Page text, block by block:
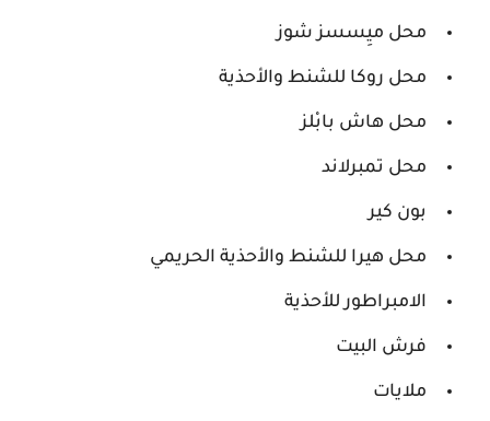
محل ميِسسز شوز
محل روكا للشنط والأحذية
محل هاش بابْلز
محل تمبرلاند
بون كير
محل هيرا للشنط والأحذية الحريمي
الامبراطور للأحذية
فرش البيت
ملايات